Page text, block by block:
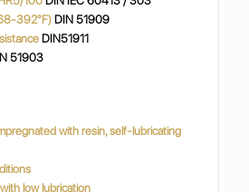
392°F) DIN 51909
DIN51911
51903
with resin, self-lubricating
low lubrication